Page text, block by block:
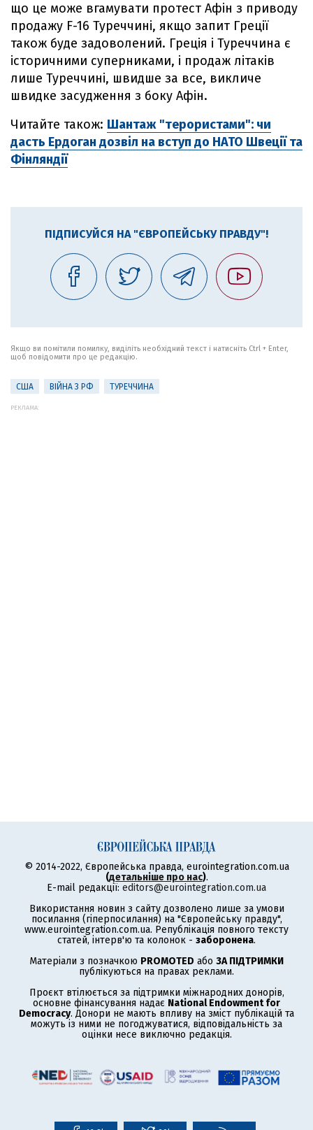
що це може вгамувати протест Афін з приводу
продажу F-16 Туреччині, якщо запит Греції
також буде задоволений. Греція і Туреччина є
історичними суперниками, і продаж літаків
лише Туреччині, швидше за все, викличе
швидке засудження з боку Афін.
Читайте також: Шантаж "терористами": чи
дасть Ердоган дозвіл на вступ до НАТО Швеції та
Фінляндії
ПІДПИСУЙСЯ НА "ЄВРОПЕЙСЬКУ ПРАВДУ"!
Якщо ви помітили помилку, виділіть необхідний текст і натисніть Ctrl + Enter,
щоб повідомити про це редакцію.
США ВІЙНА З РФ ТУРЕЧЧИНА
РЕКЛАМА:
© 2014-2022, Європейська правда, eurointegration.com.ua
(детальніше про нас).
E-mail редакції: editors@eurointegration.com.ua
Використання новин з сайту дозволено лише за умови
посилання (гіперпосилання) на "Європейську правду",
www.eurointegration.com.ua. Републікація повного тексту
статей, інтерв'ю та колонок - заборонена.
Матеріали з позначкою PROMOTED або ЗА ПІДТРИМКИ
публікуються на правах реклами.
Проєкт втілюється за підтримки міжнародних донорів,
основне фінансування надає National Endowment for
Democracy. Донори не мають впливу на зміст публікацій та
можуть із ними не погоджуватися, відповідальність за
оцінки несе виключно редакція.